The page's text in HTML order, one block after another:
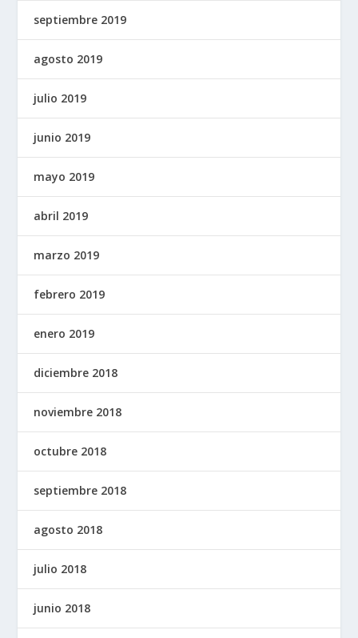
septiembre 2019
agosto 2019
julio 2019
junio 2019
mayo 2019
abril 2019
marzo 2019
febrero 2019
enero 2019
diciembre 2018
noviembre 2018
octubre 2018
septiembre 2018
agosto 2018
julio 2018
junio 2018